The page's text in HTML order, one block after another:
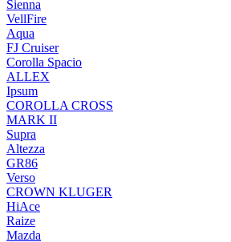
Sienna
VellFire
Aqua
FJ Cruiser
Corolla Spacio
ALLEX
Ipsum
COROLLA CROSS
MARK II
Supra
Altezza
GR86
Verso
CROWN KLUGER
HiAce
Raize
Mazda